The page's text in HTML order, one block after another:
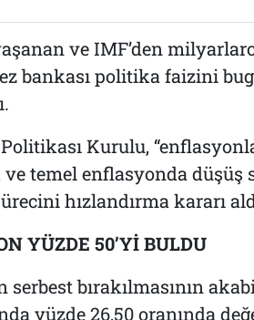
ve IMF’den
bankası politika faizini
Kurulu,
ve temel enflasyonda düşüş
hızlandırma kararı
YÜZDE 50’Yİ BULDU
bırakılmasının
yüzde 26,50 oranında